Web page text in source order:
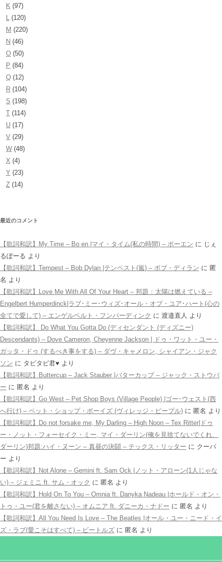
K (97)
L (120)
M (220)
N (46)
O (50)
P (84)
Q (12)
R (104)
S (198)
T (114)
U (17)
V (29)
W (48)
X (4)
Y (23)
Z (14)
最近のコメント
【歌詞和訳】My Time – Bo en |マイ・タイム(私の時間) – ボーエン に じぇ
るぼーる より
【歌詞和訳】Tempest – Bob Dylan |テンペスト(嵐) – ボブ・ディラン に 匿
名 より
【歌詞和訳】Love Me With All Of Your Heart – 邦題：太陽は燃えている –
Engelbert Humperdinck|ラブ･ミー･ウィズ･オール・オブ・ユア･ハート(心の
全てで愛して) – エンゲルベルト・フンパーディンク に 渡邉直人 より
【歌詞和訳】 Do What You Gotta Do (ディセンダント (ディズニー)
Descendants) – Dove Cameron, Cheyenne Jackson | ドゥ・ワット・ユー・
ガッタ・ドゥ (するべき事をする) – ダヴ・キャメロン, シャイアン・ジャク
ソン に タピタピ君♥️ より
【歌詞和訳】Buttercup – Jack Stauber |バターカップ – ジャック・ストウバ
ー に 匿名 より
【歌詞和訳】Go West – Pet Shop Boys (Village People) |ゴー･ウェスト(西
へ行け) – ペット・ショップ・ボーイズ (ヴィレッジ・ピープル) に 匿名 より
【歌詞和訳】Do not forsake me, My Darling – High Noon – Tex Ritter|ドゥ
ー・ノット・フォーセイク・ミー, マイ・ダーリン(俺を見捨てないでくれ、
ダーリン)邦題:ハイ・ヌーン – 真昼の決闘 – テックス・リッター に クーパ
ー より
【歌詞和訳】Not Alone – Gemini ft. Sam Ock |ノット・アローン(1人じゃな
い) – ジェミニ ft. サム・オック に 匿名 より
【歌詞和訳】Hold On To You – Omnia ft. Danyka Nadeau |ホールド・オン・
トゥ・ユー(君を離さない) – オムニア ft. ダニーカ・ナドー に 匿名 より
【歌詞和訳】All You Need Is Love – The Beatles |オール・ユー・ニード・イ
ズ・ラブ(愛こそはすべて) – ビートルズ に 匿名 より